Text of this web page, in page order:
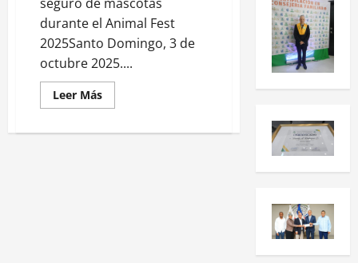
durante el Animal Fest
2025Santo Domingo, 3 de
octubre 2025....
Leer Más